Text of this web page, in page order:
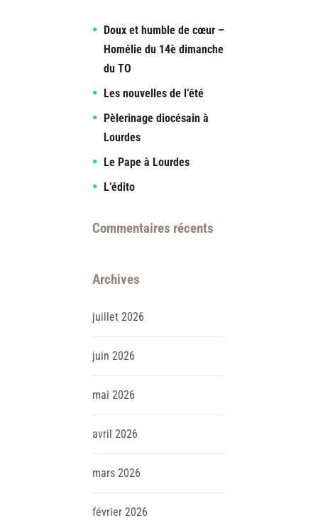
Doux et humble de cœur –
Homélie du 14è dimanche
du TO
Les nouvelles de l’été
Pèlerinage diocésain à
Lourdes
Le Pape à Lourdes
L’édito
Commentaires récents
Archives
juillet 2026
juin 2026
mai 2026
avril 2026
mars 2026
février 2026